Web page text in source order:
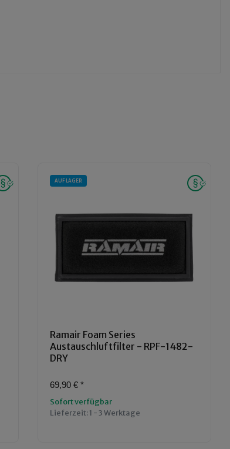
AUF LAGER
Ramair Foam Series
Austauschluftfilter - RPF-1482-
DRY
69,90 € *
Sofort verfügbar
Lieferzeit:1 - 3 Werktage